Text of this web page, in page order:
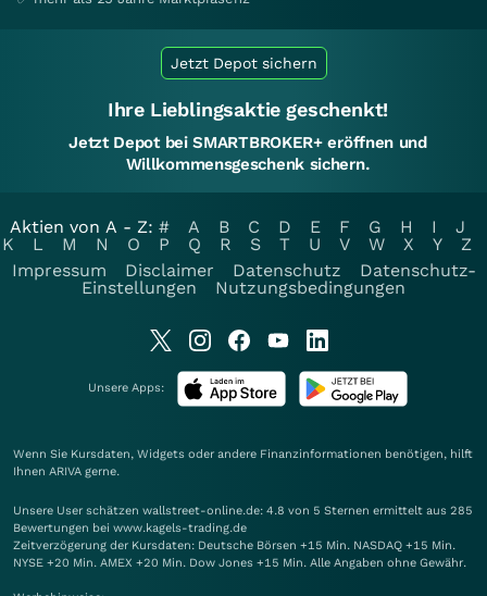
Jetzt Depot sichern
Ihre Lieblingsaktie geschenkt!
Jetzt Depot bei SMARTBROKER+ eröffnen und
Willkommensgeschenk sichern.
Aktien von A - Z: # A B C D E F G H I
J
K
L M N O P Q R S T U V W X Y
Z
Impressum
Disclaimer Datenschutz
Datenschutz-
Einstellungen
Nutzungsbedingungen
Unsere Apps:
Wenn Sie Kursdaten, Widgets oder andere Finanzinformationen benötigen, hilft
Ihnen ARIVA gerne.
Unsere User schätzen wallstreet-online.de: 4.8 von 5 Sternen ermittelt aus 285
Bewertungen bei www.kagels-trading.de
Zeitverzögerung der Kursdaten: Deutsche Börsen +15 Min. NASDAQ +15 Min.
NYSE +20 Min. AMEX +20 Min. Dow Jones +15 Min. Alle Angaben ohne Gewähr.